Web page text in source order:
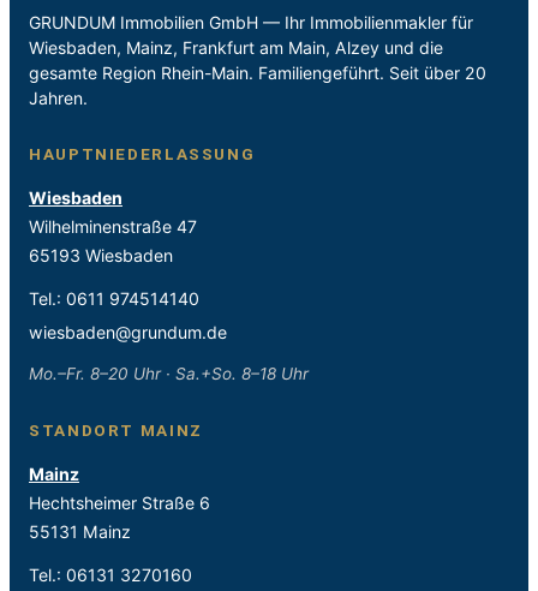
GRUNDUM Immobilien GmbH — Ihr Immobilienmakler für
Wiesbaden, Mainz, Frankfurt am Main, Alzey und die
gesamte Region Rhein-Main. Familiengeführt. Seit über 20
Jahren.
HAUPTNIEDERLASSUNG
Wiesbaden
Wilhelminenstraße 47
65193 Wiesbaden
Tel.: 0611 974514140
wiesbaden@grundum.de
Mo.–Fr. 8–20 Uhr · Sa.+So. 8–18 Uhr
STANDORT MAINZ
Mainz
Hechtsheimer Straße 6
55131 Mainz
Tel.: 06131 3270160